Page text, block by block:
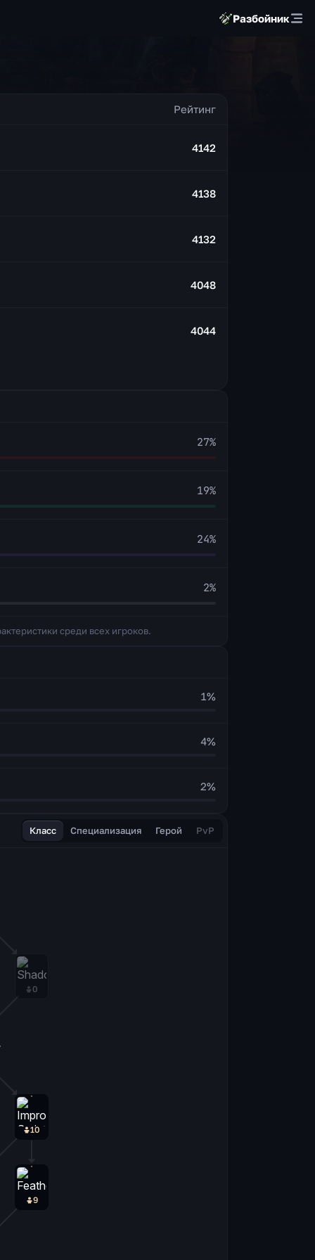
Разбойник
4142
4138
4132
4048
4044
27%
19%
24%
2%
среди всех игроков.
1%
4%
2%
Класс Специализация Герой PvP
10
9
0